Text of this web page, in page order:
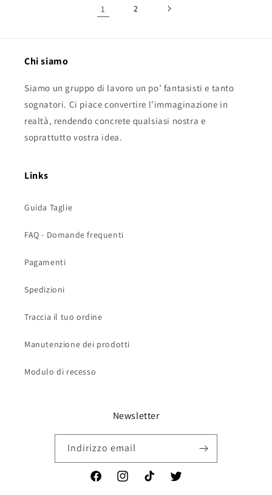
1 2
Chi siamo
Siamo un gruppo di lavoro un po’ fantasisti e tanto
sognatori. Ci piace convertire l’immaginazione in
realtà, rendendo concrete qualsiasi nostra e
soprattutto vostra idea.
Links
Guida Taglie
FAQ - Domande frequenti
Pagamenti
Spedizioni
Traccia il tuo ordine
Manutenzione dei prodotti
Modulo di recesso
Newsletter
Indirizzo email
FacebookInstagramTikTok Twitter